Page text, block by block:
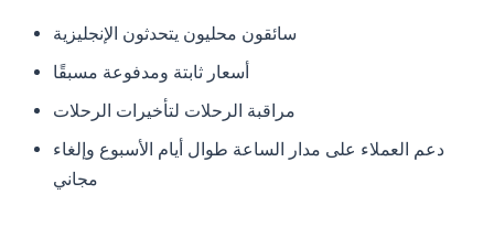
سائقون محليون يتحدثون الإنجليزية
أسعار ثابتة ومدفوعة مسبقًا
مراقبة الرحلات لتأخيرات الرحلات
دعم العملاء على مدار الساعة طوال أيام الأسبوع وإلغاء
مجاني